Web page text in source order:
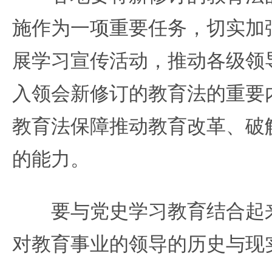
施作为一项重要任务，切实
展学习宣传活动，推动各级
入领会新修订的教育法的重
教育法保障推动教育改革、
的能力。
要与党史学习教育结合起
对教育事业的领导的历史与